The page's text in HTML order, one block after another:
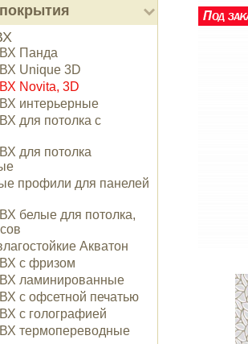
Панда
Unique 3D
Novita, 3D
интерьерные
для потолка с
для потолка
профили для панелей
белые для потолка,
Акватон
с фризом
ламинированные
с офсетной печатью
с голографией
термопереводные